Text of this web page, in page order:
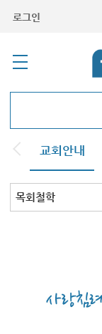
로그인
교회안내
교회비전
목회철학